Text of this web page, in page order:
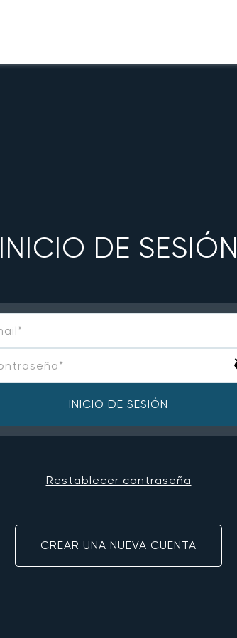
INICIO DE SESIÓN
INICIO DE SESIÓN
Restablecer contraseña
CREAR UNA NUEVA CUENTA